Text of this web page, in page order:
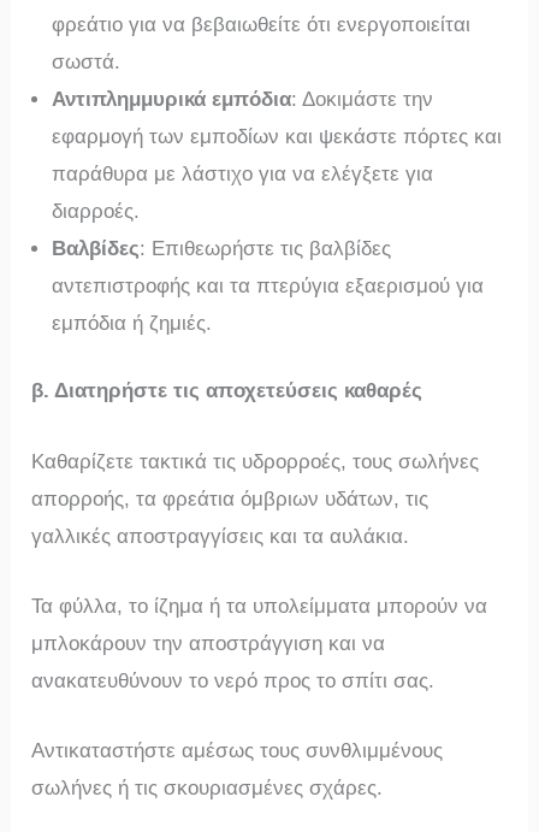
φρεάτιο για να βεβαιωθείτε ότι ενεργοποιείται
σωστά.
Αντιπλημμυρικά εμπόδια: Δοκιμάστε την
εφαρμογή των εμποδίων και ψεκάστε πόρτες και
παράθυρα με λάστιχο για να ελέγξετε για
διαρροές.
Βαλβίδες: Επιθεωρήστε τις βαλβίδες
αντεπιστροφής και τα πτερύγια εξαερισμού για
εμπόδια ή ζημιές.
β. Διατηρήστε τις αποχετεύσεις καθαρές
Καθαρίζετε τακτικά τις υδρορροές, τους σωλήνες
απορροής, τα φρεάτια όμβριων υδάτων, τις
γαλλικές αποστραγγίσεις και τα αυλάκια.
Τα φύλλα, το ίζημα ή τα υπολείμματα μπορούν να
μπλοκάρουν την αποστράγγιση και να
ανακατευθύνουν το νερό προς το σπίτι σας.
Αντικαταστήστε αμέσως τους συνθλιμμένους
σωλήνες ή τις σκουριασμένες σχάρες.